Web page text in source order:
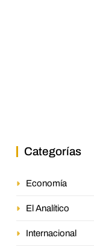
Categorías
Economía
El Analítico
Internacional